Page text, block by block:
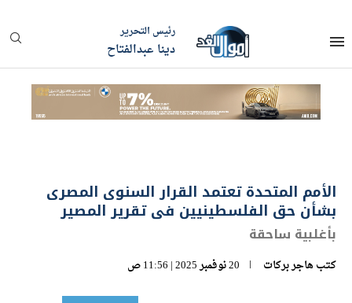
رئيس التحرير
دينا عبدالفتاح
الأمم المتحدة تعتمد القرار السنوى المصرى
بشأن حق الفلسطينيين فى تقرير المصير
بأغلبية ساحقة
كتب هاجر بركات 20 نوفمبر 2025 | 11:56 ص